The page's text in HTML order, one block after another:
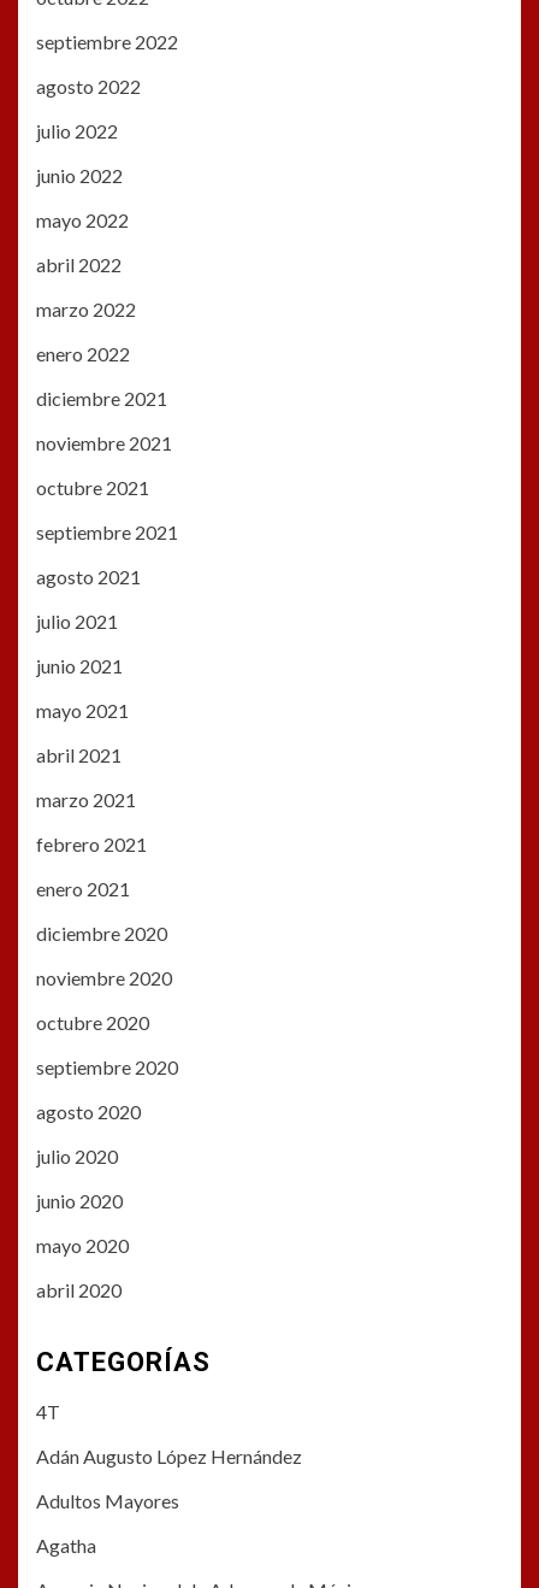
septiembre 2022
agosto 2022
julio 2022
junio 2022
mayo 2022
abril 2022
marzo 2022
enero 2022
diciembre 2021
noviembre 2021
octubre 2021
septiembre 2021
agosto 2021
julio 2021
junio 2021
mayo 2021
abril 2021
marzo 2021
febrero 2021
enero 2021
diciembre 2020
noviembre 2020
octubre 2020
septiembre 2020
agosto 2020
julio 2020
junio 2020
mayo 2020
abril 2020
CATEGORÍAS
4T
Adán Augusto López Hernández
Adultos Mayores
Agatha